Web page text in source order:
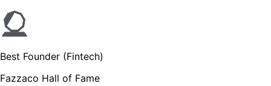
Best Founder (Fintech)
Fazzaco Hall of Fame